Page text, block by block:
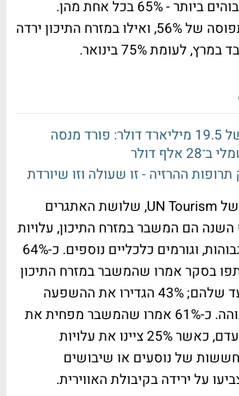
שיעורי התפוסה הגבוהים ביותר - 65% בכל אחת מהן.
באפריקה נרשמה תפוסה של 56%, ואילו במזרח התיכון ירדה
אחרי מחיקות של 19.5 מיליארד דולר: פורד מנסה
דולר
ההרזיה - זו שעולה וזו שיורדת
לפי סקר המומחים של UN Tourism, שלושת האתגרים
הם המשבר במזרח התיכון, עלויות
התחבורה והלינה הגבוהות, וגורמים כלכליים נוספים. כ-64%
בסקר אמרו שהמשבר במזרח התיכון
פוגע בביקושים ליעד שלהם; 43% הגדירו את ההשפעה
כבינונית ו-21% כגבוהה. כ-61% אמרו שהמשבר מפחית את
התיירות הנכנסת ליעדם, כאשר 25% ציינו את עלויות
19% ציינו חששות של נוסעים או שיבושים